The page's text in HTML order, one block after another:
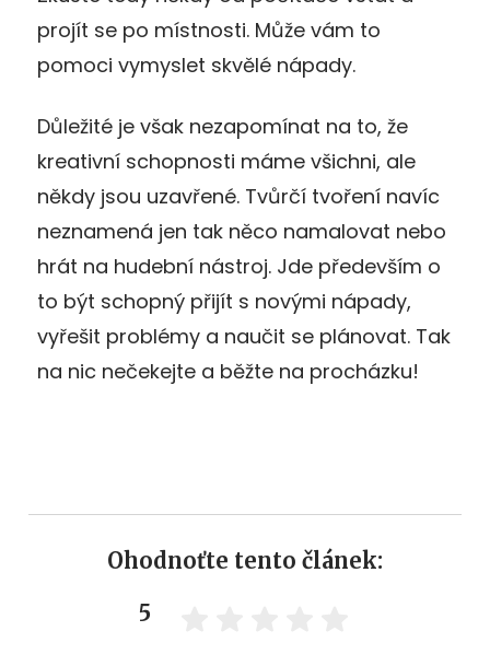
projít se po místnosti. Může vám to
pomoci vymyslet skvělé nápady.
Důležité je však nezapomínat na to, že
kreativní schopnosti máme všichni, ale
někdy jsou uzavřené. Tvůrčí tvoření navíc
neznamená jen tak něco namalovat nebo
hrát na hudební nástroj. Jde především o
to být schopný přijít s novými nápady,
vyřešit problémy a naučit se plánovat. Tak
na nic nečekejte a běžte na procházku!
Ohodnoťte tento článek:
5